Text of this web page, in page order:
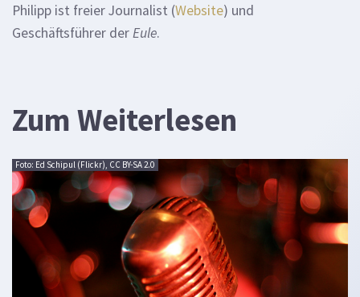
Philipp ist freier Journalist (Website) und
Geschäftsführer derEule.
Zum Weiterlesen
Foto: Ed Schipul (Flickr), CC BY-SA 2.0